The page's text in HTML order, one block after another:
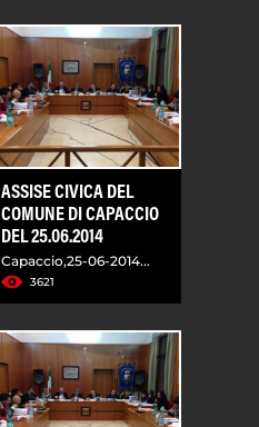
ASSISE CIVICA DEL
COMUNE DI CAPACCIO
DEL 25.06.2014
Capaccio,25-06-2014...
3621